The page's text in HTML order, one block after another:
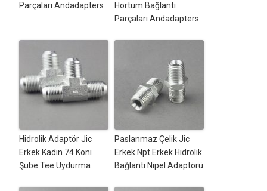
Parçaları Andadapters
Hortum Bağlantı
Parçaları Andadapters
Hidrolik Adaptör Jic
Erkek Kadın 74 Koni
Şube Tee Uydurma
Paslanmaz Çelik Jic
Erkek Npt Erkek Hidrolik
Bağlantı Nipel Adaptörü